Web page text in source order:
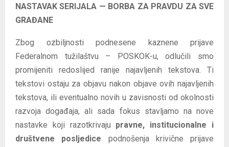
NASTAVAK SERIJALA — BORBA ZA PRAVDU ZA SVE
GRAĐANE
Zbog ozbiljnosti podnesene kaznene prijave
Federalnom tužilaštvu – POSKOK-u, odlučili smo
promijeniti redoslijed ranije najavljenih tekstova. Ti
tekstovi ostaju za objavu nakon objave ovih najavljenih
tekstova, ili eventualno novih u zavisnosti od okolnosti
razvoja događaja, ali sada fokus stavljamo na nove
nastavke koji razotkrivaju pravne, institucionalne i
društvene posljedice podnošenja krivične prijave